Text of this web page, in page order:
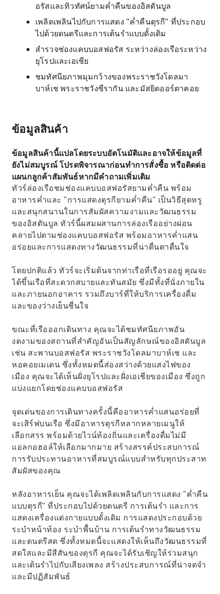
อรัสและทิวทัศน์ยามค่ำคืนของอิสตันบูล
เพลิดเพลินไปกับการแสดง "ค่ำคืนตุรกี" ที่ประกอบ
ไปด้วยดนตรีและการเต้นรำแบบดั้งเดิม
สำรวจช่องแคบบอสฟอรัส ระหว่างล่องเรือระหว่าง
ยุโรปและเอเชีย
ชมทัศนียภาพมุมกว้างของพระราชวังโดลมา
บาห์เช พระราชวังซีรากัน และมัสยิดออร์ตาคอย
ข้อมูลสินค้า
ข้อมูลสินค้านี้แปลโดยระบบอัตโนมัติและอาจให้ข้อมูลที่
ยังไม่สมบูรณ์ โปรดพิจารณาก่อนทำการสั่งซื้อ หรือติดต่อ
แผนกลูกค้าสัมพันธ์หากมีคำถามเพิ่มเติม
ทัวร์ล่องเรือชมช่องแคบบอสฟอรัสยามค่ำคืน พร้อม
อาหารค่ำและ "การแสดงตุรกียามค่ำคืน" เป็นวิธีสุดหรู
และสนุกสนานในการสัมผัสความงามและวัฒนธรรม
ของอิสตันบูล ทัวร์นี้ผสมผสานการล่องเรืออย่างผ่อน
คลายไปตามช่องแคบบอสฟอรัส พร้อมอาหารค่ำแสน
อร่อยและการแสดงทางวัฒนธรรมที่น่าตื่นตาตื่นใจ
โดยปกติแล้ว ทัวร์จะเริ่มต้นจากท่าเรือที่เรือรออยู่ คุณจะ
ได้ขึ้นเรือที่สะดวกสบายและทันสมัย ​​ซึ่งมีทั้งที่นั่งภายใน
และภายนอกอาคาร รวมถึงบาร์ที่ให้บริการเครื่องดื่ม
และของว่างเย็นชื่นใจ
ขณะที่เรือออกเดินทาง คุณจะได้ชมทัศนียภาพอัน
งดงามของสถานที่สำคัญอันเป็นสัญลักษณ์ของอิสตันบูล
เช่น สะพานบอสฟอรัส พระราชวังโดลมาบาห์เช และ
หอคอยเมเดน ซึ่งทั้งหมดนี้ส่องสว่างด้วยแสงไฟของ
เมือง คุณจะได้เห็นฝั่งยุโรปและฝั่งเอเชียของเมือง ซึ่งถูก
แบ่งแยกโดยช่องแคบบอสฟอรัส
จุดเด่นของการเดินทางครั้งนี้คืออาหารค่ำแสนอร่อยที่
จะเสิร์ฟบนเรือ ซึ่งมีอาหารตุรกีหลากหลายเมนูให้
เลือกสรร พร้อมด้วยไวน์ท้องถิ่นและเครื่องดื่มไม่มี
แอลกอฮอล์ให้เลือกมากมาย สร้างสรรค์ประสบการณ์
การรับประทานอาหารที่สมบูรณ์แบบสำหรับทุกประสาท
สัมผัสของคุณ
หลังอาหารเย็น คุณจะได้เพลิดเพลินกับการแสดง "ค่ำคืน
แบบตุรกี" ที่ประกอบไปด้วยดนตรี การเต้นรำ และการ
แสดงเครื่องแต่งกายแบบดั้งเดิม การแสดงประกอบด้วย
ระบำหน้าท้อง ระบำพื้นบ้าน การเต้นรำทางวัฒนธรรม
และดนตรีสด ซึ่งทั้งหมดนี้จะแสดงให้เห็นถึงวัฒนธรรมที่
สดใสและมีสีสันของตุรกี คุณจะได้รับเชิญให้ร่วมสนุก
และเต้นรำไปกับเสียงเพลง สร้างประสบการณ์ที่น่าจดจำ
และมีปฏิสัมพันธ์